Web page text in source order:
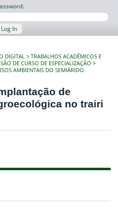
Log In
DIGITAL
TRABALHOS ACADÊMICOS E
DE CURSO DE ESPECIALIZAÇÃO
AMBIENTAIS DO SEMIÁRIDO
de
no trairi